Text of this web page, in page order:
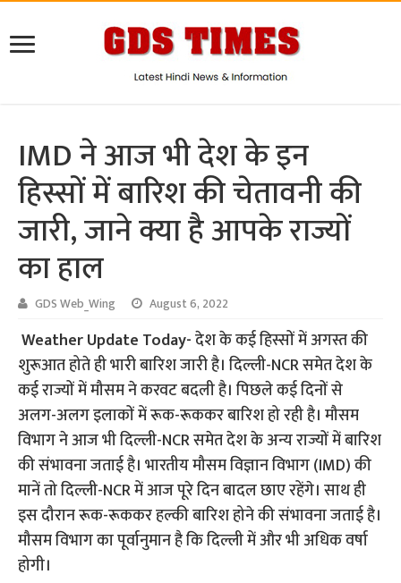
IMD ने आज भी देश के इन
हिस्सों में बारिश की चेतावनी की
जारी, जाने क्या है आपके राज्यों
का हाल
GDS Web_Wing August 6, 2022
Weather Update Today-देश के कई हिस्सों में अगस्त की
शुरूआत होते ही भारी बारिश जारी है। दिल्ली-NCR समेत देश के
कई राज्यों में मौसम ने करवट बदली है। पिछले कई दिनों से
अलग-अलग इलाकों में रूक-रूककर बारिश हो रही है। मौसम
विभाग ने आज भी दिल्ली-NCR समेत देश के अन्य राज्यों में बारिश
की संभावना जताई है। भारतीय मौसम विज्ञान विभाग (IMD) की
मानें तो दिल्ली-NCR में आज पूरे दिन बादल छाए रहेंगे। साथ ही
इस दौरान रूक-रूककर हल्की बारिश होने की संभावना जताई है।
मौसम विभाग का पूर्वानुमान है कि दिल्ली में और भी अधिक वर्षा
होगी।